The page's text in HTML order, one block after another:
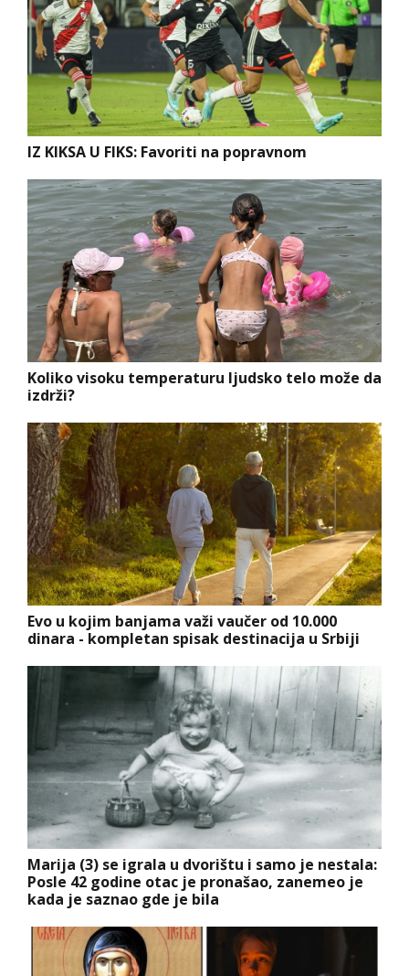
IZ KIKSA U FIKS: Favoriti na popravnom
Koliko visoku temperaturu ljudsko telo može da
izdrži?
Evo u kojim banjama važi vaučer od 10.000
dinara - kompletan spisak destinacija u Srbiji
Marija (3) se igrala u dvorištu i samo je nestala:
Posle 42 godine otac je pronašao, zanemeo je
kada je saznao gde je bila